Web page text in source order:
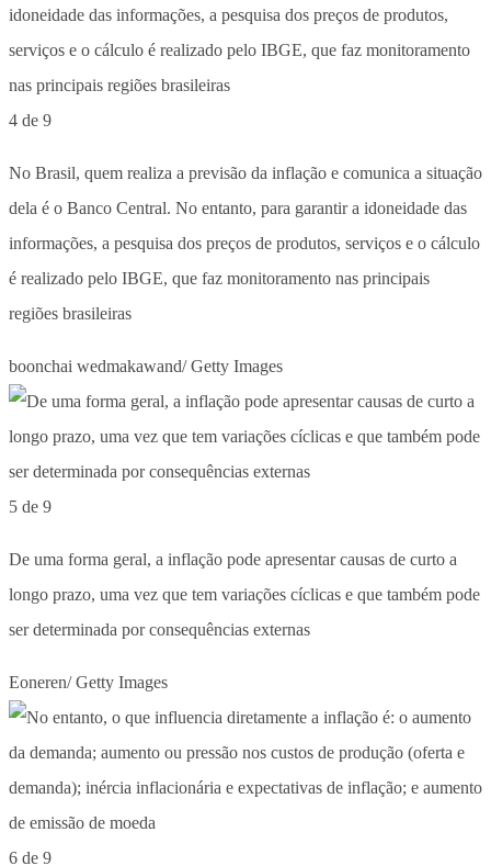
4 de 9
No Brasil, quem realiza a previsão da inflação e comunica a situação
dela é o Banco Central. No entanto, para garantir a idoneidade das
informações, a pesquisa dos preços de produtos, serviços e o cálculo
é realizado pelo IBGE, que faz monitoramento nas principais
regiões brasileiras
boonchai wedmakawand/ Getty Images
5 de 9
De uma forma geral, a inflação pode apresentar causas de curto a
longo prazo, uma vez que tem variações cíclicas e que também pode
ser determinada por consequências externas
Eoneren/ Getty Images
6 de 9